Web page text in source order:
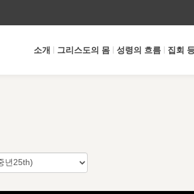
소개 그리스도의 몸 성령의 흐름 집회